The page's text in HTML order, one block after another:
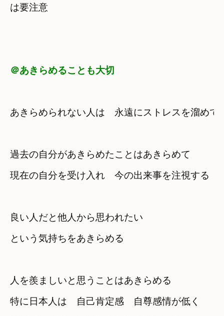
は要注意
＠あきらめることも大切
あきらめられない人は　永遠にストレスを溜めて
過去の自分があきらめたことはあきらめて
現在の自分を受け入れ　今の出来事を注視する
良い人だと他人から思われたい
という気持ちをあきらめる
人を羨ましいと思うことはあきらめる
特に日本人は　自己肯定感　自尊感情が低く